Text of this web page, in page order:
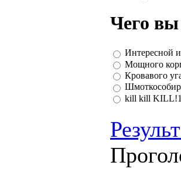
Чего
Интересной
Мощного
Кровавого
kill kill